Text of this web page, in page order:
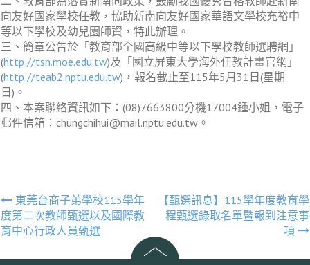
向友好國家學校任教，協助新南向友好國家華語文學校充裕中
等以下學校及幼兒園師資，特此辦理。
三、簡章公告於「教育部全國高級中等以下學校教師選聘網」
(http://tsn.moe.edu.tw)及「國立屏東大學海外任教計畫官網」
(http://teab2.nptu.edu.tw)，報名截止至115年5月31日(星期
日)。
四、本案聯絡資訊如下：(08)7663800分機17004鍾小姐，電子
郵件信箱：chungchihui@mail.nptu.edu.tw。
文
章
導
覽
東莞台商子弟學校115學年
度第二次教師甄選以及國際教
育中心行政人員甄選
【甄選訊息】115學年度教育學
程甄選錄取名單暨報到注意事
項